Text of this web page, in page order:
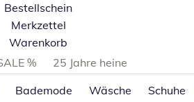
Bestellschein
Merkzettel
Warenkorb
%
25 Jahre heine
Bademode Wäsche Schuhe